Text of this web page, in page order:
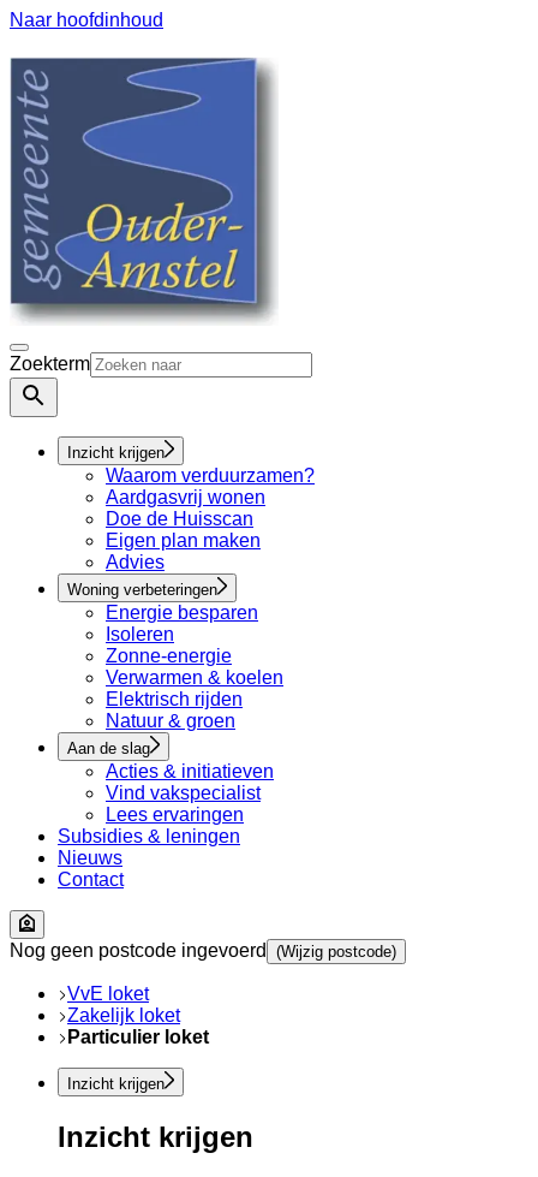
Naar hoofdinhoud
Zoekterm
Inzicht krijgen
Waarom verduurzamen?
Aardgasvrij wonen
Doe de Huisscan
Eigen plan maken
Advies
Woning verbeteringen
Energie besparen
Isoleren
Zonne-energie
Verwarmen & koelen
Elektrisch rijden
Natuur & groen
Aan de slag
Acties & initiatieven
Vind vakspecialist
Lees ervaringen
Subsidies & leningen
Nieuws
Contact
Nog geen postcode ingevoerd (Wijzig postcode)
VvE loket
Zakelijk loket
Particulier loket
Inzicht krijgen
Inzicht krijgen